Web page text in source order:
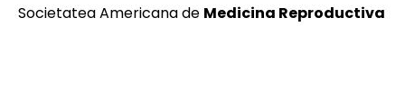
Societatea Americana de Medicina Reproductiva